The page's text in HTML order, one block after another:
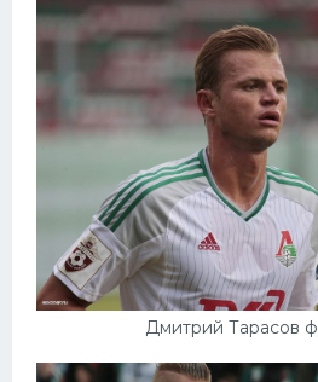
Дмитрий Тарасов